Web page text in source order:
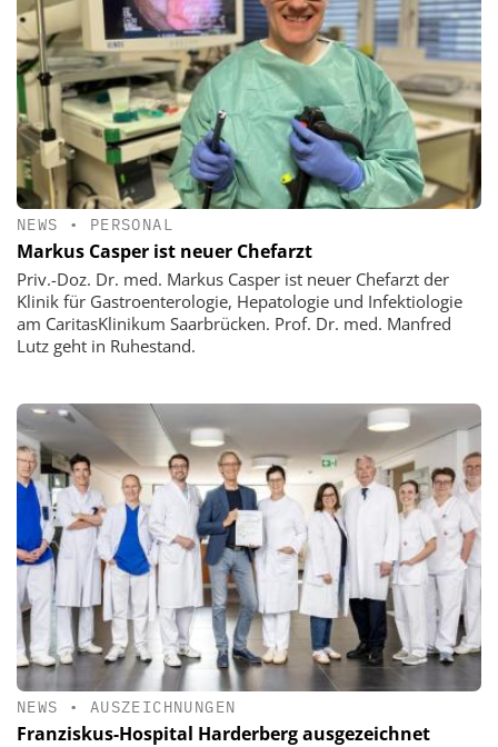
NEWS • PERSONAL
Markus Casper ist neuer Chefarzt
Priv.-Doz. Dr. med. Markus Casper ist neuer Chefarzt der
Klinik für Gastroenterologie, Hepatologie und Infektiologie
am CaritasKlinikum Saarbrücken. Prof. Dr. med. Manfred
Lutz geht in Ruhestand.
NEWS • AUSZEICHNUNGEN
Franziskus-Hospital Harderberg ausgezeichnet